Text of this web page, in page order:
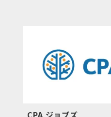
CPA ジョブズ